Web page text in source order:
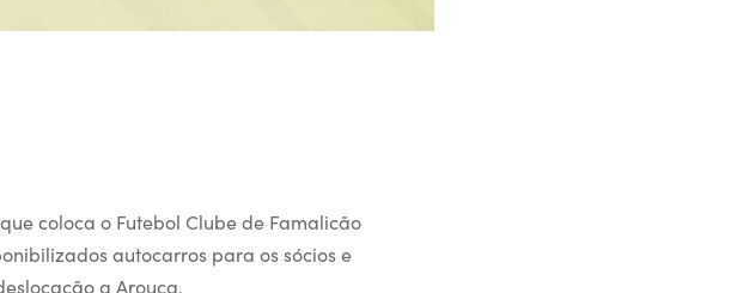
coloca o Futebol Clube de Famalicão
autocarros para os sócios e
a Arouca.